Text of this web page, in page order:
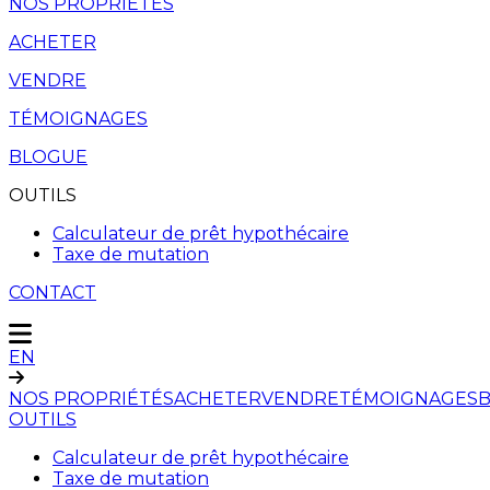
ACHETER
VENDRE
TÉMOIGNAGES
BLOGUE
OUTILS
Calculateur de prêt hypothécaire
Taxe de mutation
CONTACT
EN
NOS PROPRIÉTÉSACHETERVENDRETÉMOIGNAGES
OUTILS
Calculateur de prêt hypothécaire
Taxe de mutation